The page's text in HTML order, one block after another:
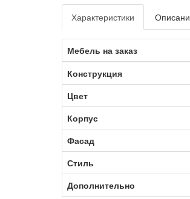
Характеристики
Мебель на заказ
Конструкция
Цвет
Корпус
Фасад
Стиль
Дополнительно